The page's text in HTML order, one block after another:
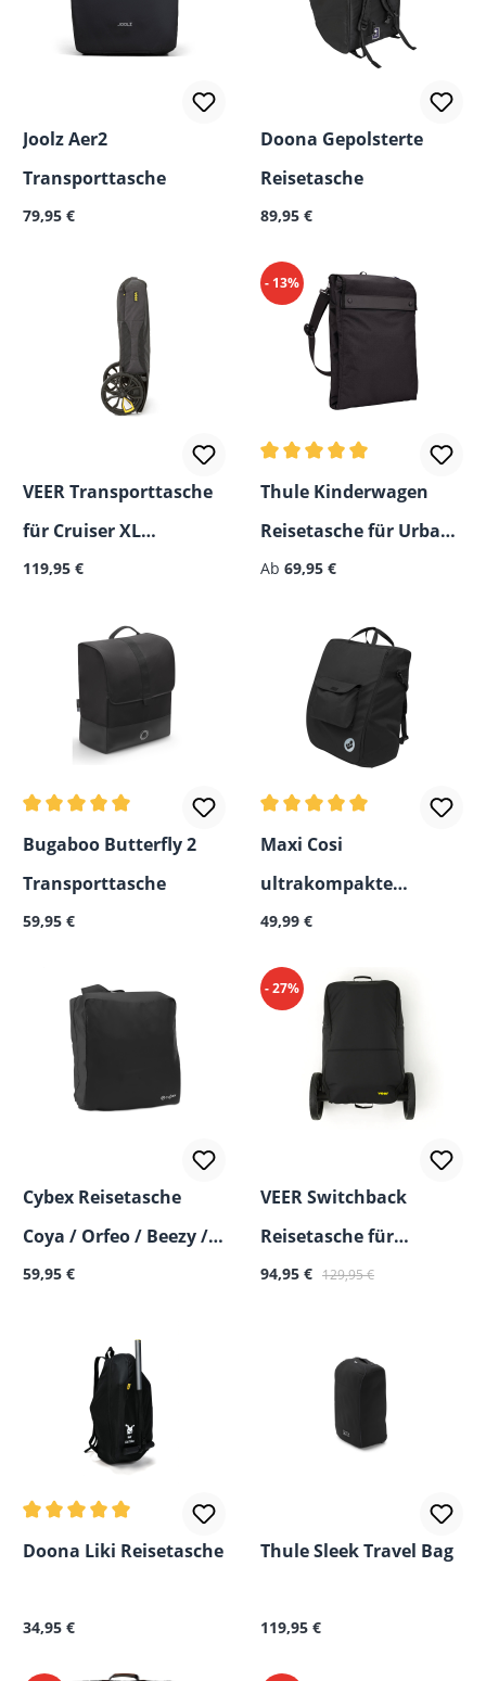
Joolz Aer2
Transporttasche
Regulärer Preis:
79,95 €
Doona Gepolsterte
Reisetasche
Regulärer Preis:
89,95 €
VEER Transporttasche
für Cruiser XL
Bollerwagen
Regulärer Preis:
119,95 €
- 13%
Durchschnittliche
Thule Kinderwagen
Reisetasche für Urban
Glide, Glide, Shine &
Regulärer Preis:
Ab 69,95 €
Durchschnittliche Bewertung von 5 von 5 Sternen
Bugaboo Butterfly 2
Transporttasche
Regulärer Preis:
59,95 €
Durchschnittliche
Maxi Cosi
ultrakompakte
Reisetasche für Buggy
Regulärer Preis:
49,99 €
Cybex Reisetasche
Coya / Orfeo / Beezy /
Eezy S Line
Regulärer Preis:
59,95 €
- 27%
VEER Switchback
Reisetasche für
Kinderwagen
Verkaufspreis:
94,95 € Regulärer Preis:
129,95 €
Durchschnittliche Bewertung von 5 von 5 Sternen
Doona Liki Reisetasche
Regulärer Preis:
34,95 €
Thule Sleek Travel Bag
Regulärer Preis:
119,95 €